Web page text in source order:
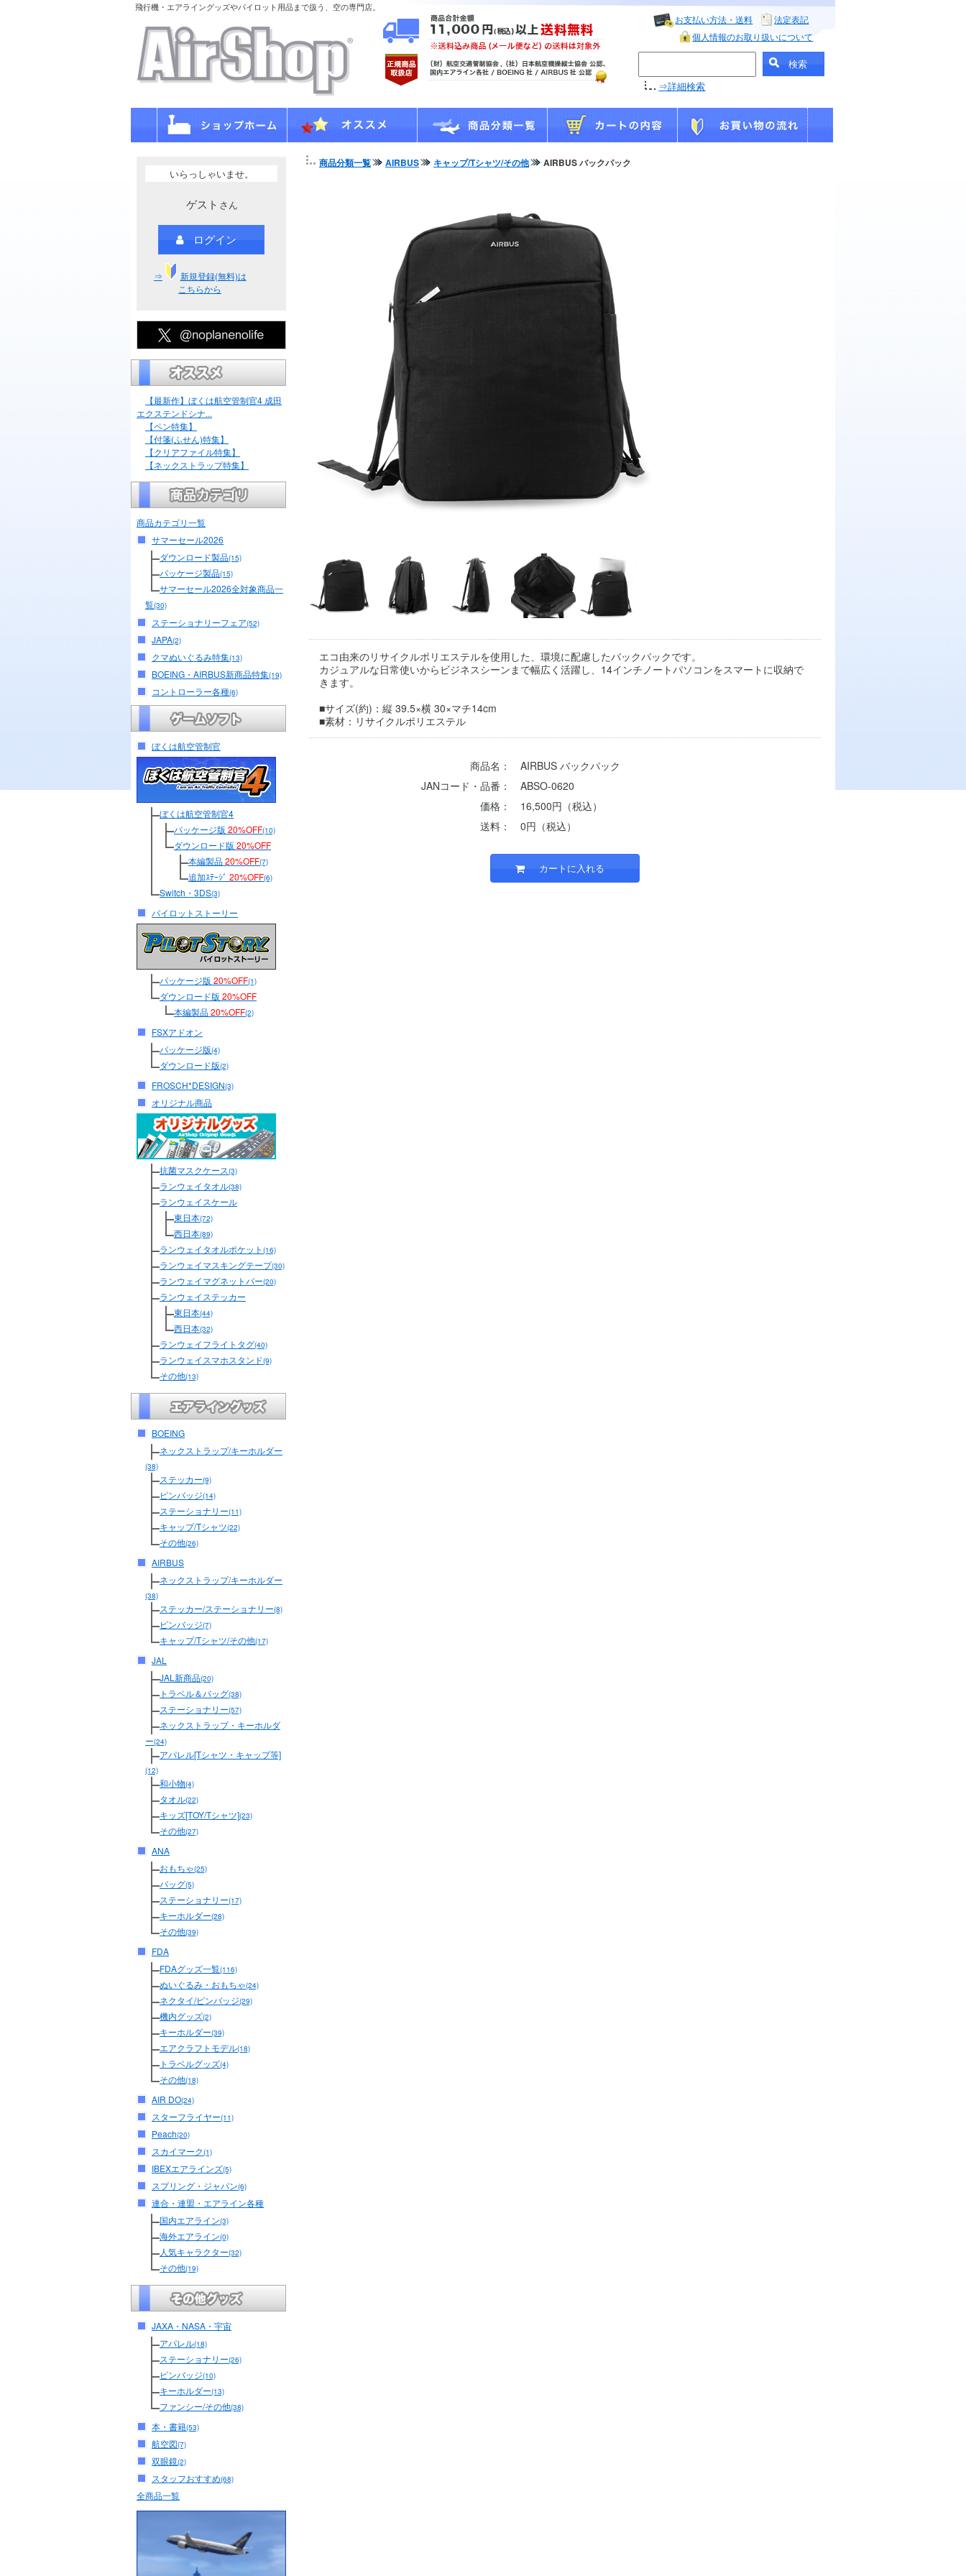
飛行機・エアライングッズやパイロット用品まで扱う、空の専門店。
お支払い方法・送料
法定表記
個人情報のお取り扱いについて
⇒詳細検索
いらっしゃいませ。
ゲスト さん
ログイン
⇒
新規登録(無料)は
こちらから
【最新作】ぼくは航空管制官4 成田
エクステンドシナ...
【ペン特集】
【付箋(ふせん)特集】
【クリアファイル特集】
【ネックストラップ特集】
商品カテゴリ一覧
サマーセール2026
ダウンロード製品(15)
パッケージ製品(15)
サマーセール2026全対象商品一
覧(30)
ステーショナリーフェア(52)
JAPA(2)
クマぬいぐるみ特集(13)
BOEING・AIRBUS新商品特集(19)
コントローラー各種(6)
ぼくは航空管制官
ぼくは航空管制官4
パッケージ版 20%OFF(10)
ダウンロード版 20%OFF
本編製品20%OFF(7)
追加ｽﾃｰｼﾞ 20%OFF(6)
Switch・3DS(3)
パイロットストーリー
パッケージ版 20%OFF(1)
ダウンロード版 20%OFF
本編製品20%OFF(2)
FSXアドオン
パッケージ版(4)
ダウンロード版(2)
FROSCH*DESIGN(3)
オリジナル商品
抗菌マスクケース(3)
ランウェイタオル(38)
ランウェイスケール
東日本(72)
西日本(89)
ランウェイタオルポケット (16)
ランウェイマスキングテープ(30)
ランウェイマグネットバー(20)
ランウェイステッカー
東日本(44)
西日本(32)
ランウェイフライトタグ(40)
ランウェイスマホスタンド(9)
その他(13)
BOEING
ネックストラップ/キーホルダー
(38)
ステッカー(9)
ピンバッジ(14)
ステーショナリー(11)
キャップ/Tシャツ(22)
その他(26)
AIRBUS
ネックストラップ/キーホルダー
(38)
ステッカー/ステーショナリー(8)
ピンバッジ(7)
キャップ/Tシャツ/その他(17)
JAL
JAL新商品(20)
トラベル＆バッグ(38)
ステーショナリー(57)
ネックストラップ・キーホルダ
ー(24)
アパレル[Tシャツ・キャップ等]
(12)
和小物(4)
タオル(22)
キッズ[TOY/Tシャツ](23)
その他(27)
ANA
おもちゃ(25)
バッグ(5)
ステーショナリー(17)
キーホルダー(28)
その他(39)
FDA
FDAグッズ一覧(116)
ぬいぐるみ・おもちゃ(24)
ネクタイ/ピンバッジ(29)
機内グッズ(2)
キーホルダー(39)
エアクラフトモデル(18)
トラベルグッズ(4)
その他(18)
AIR DO(24)
スターフライヤー(11)
Peach(20)
スカイマーク(1)
IBEXエアラインズ(5)
スプリング・ジャパン(6)
連合・連盟・エアライン各種
国内エアライン(3)
海外エアライン(0)
人気キャラクター(32)
その他(19)
JAXA・NASA・宇宙
アパレル(18)
ステーショナリー(26)
ピンバッジ(10)
キーホルダー(13)
ファンシー/その他(38)
本・書籍(53)
航空図(7)
双眼鏡(2)
スタッフおすすめ(68)
全商品一覧
商品分類一覧 AIRBUS キャップ/Tシャツ/その他 AIRBUS バックパック
エコ由来のリサイクルポリエステルを使用した、環境に配慮したバックパックです。
カジュアルな日常使いからビジネスシーンまで幅広く活躍し、14インチノートパソコンをスマートに収納で
きます。
■サイズ(約)：縦 39.5×横 30×マチ14cm
■素材：リサイクルポリエステル
商品名：
AIRBUS バックパック
JANコード・品番：
ABSO-0620
価格：
16,500円（税込）
送料：
0円（税込）